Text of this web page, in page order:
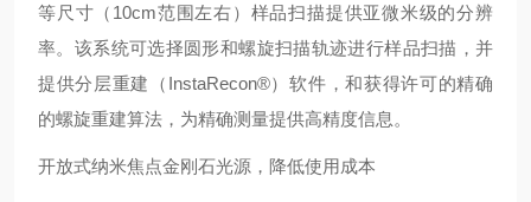
等尺寸（10cm范围左右）样品扫描提供亚微米级的分辨
率。该系统可选择圆形和螺旋扫描轨迹进行样品扫描，并
提供分层重建（InstaRecon®）软件，和获得许可的精确
的螺旋重建算法，为精确测量提供高精度信息。
开放式纳米焦点金刚石光源，降低使用成本